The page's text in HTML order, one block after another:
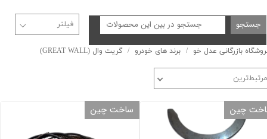
بازرگانی عدل خو برند های خودرو گریت وال (GREAT WALL)
مرتبط‌ترین
چین ساخت چین
جستجو